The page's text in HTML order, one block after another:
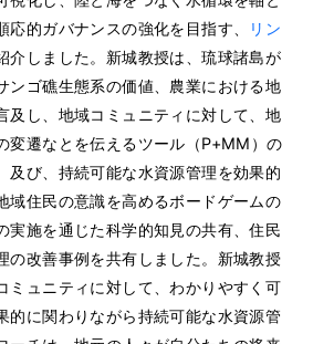
応的ガバナンスの強化を目指す、
リン
介しました。新城教授は、琉球諸島が
ンゴ礁生態系の価値、農業における地
及し、地域コミュニティに対して、地
変遷なとを伝えるツール（P+MM）の
及び、持続可能な水資源管理を効果的
域住民の意識を高めるボードゲームの
実施を通じた科学的知見の共有、住民
の改善事例を共有しました。新城教授
ミュニティに対して、わかりやすく可
的に関わりながら持続可能な水資源管